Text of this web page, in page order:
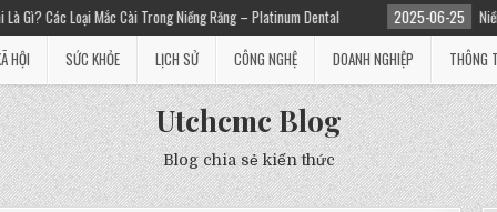
Niềng Răng – Platinum Dental 2025-06-25 Niềng răng giá bao nhiêu?
HỘI SỨC KHỎE LỊCH SỬ CÔNG NGHỆ DOANH NGHIỆP THÔNG
Utchcmc Blog
Blog chia sẻ kiến thức